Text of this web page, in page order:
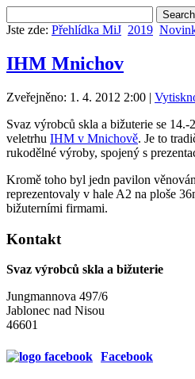
Jste zde: Přehlídka MiJ 2019
IHM Mnichov
Zveřejněno: 1. 4. 2012 2:00 |
Svaz výrobců skla a bižuterie se 14.-
veletrhu IHM v Mnichově. Je to
rukodělné výroby, spojený s
Kromě toho byl jedn pavilon
reprezentovaly v hale A2 na ploše
bižuterními firmami.
Kontakt
Svaz výrobců skla a bižuterie
Jungmannova 497/6
Jablonec nad Nisou
46601
Facebook